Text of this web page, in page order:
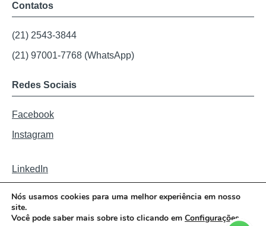
Contatos
(21) 2543-3844
(21) 97001-7768 (WhatsApp)
Redes Sociais
Facebook
Instagram
LinkedIn
#ValeSer
Nós usamos cookies para uma melhor experiência em nosso
site.
Você pode saber mais sobre isto clicando em Configurações.